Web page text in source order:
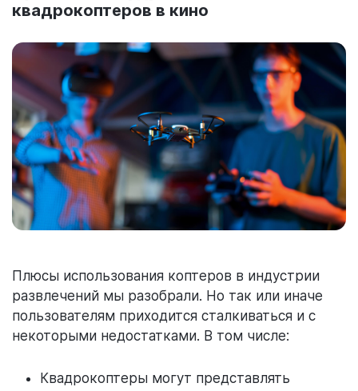
квадрокоптеров в кино
Плюсы использования коптеров в индустрии
развлечений мы разобрали. Но так или иначе
пользователям приходится сталкиваться и с
некоторыми недостатками. В том числе:
Квадрокоптеры могут представлять